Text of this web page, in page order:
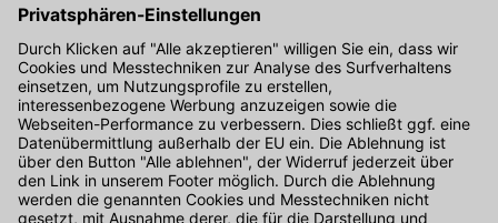
Kontakt
Unser Onlineshop Team ist montags bis freitags von 08:00 - 17:00
Uhr unter der Telefonnummer07071 / 151-151für Sie erreichbar.